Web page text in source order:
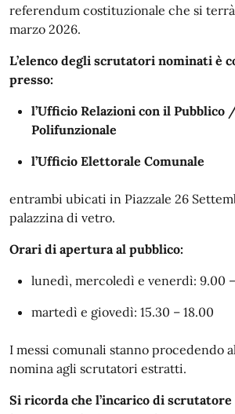
referendum costituzionale che si
marzo 2026.
L’elenco degli scrutatori nominati è
presso:
l’Ufficio Relazioni con il
Polifunzionale
l’Ufficio Elettorale Comunale
entrambi ubicati in Piazzale 26
palazzina di vetro.
Orari di apertura al pubblico:
lunedì, mercoledì e venerdì: 9.00
martedì e giovedì: 15.30 – 18.00
I messi comunali stanno procedendo
nomina agli scrutatori estratti.
Si ricorda che l’incarico di